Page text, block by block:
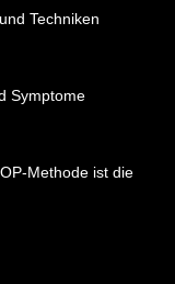
Techniken
Symptome
Methode ist die